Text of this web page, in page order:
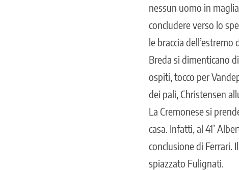
nessun uomo in
concludere verso lo
le braccia
Breda si dimenticano
ospiti, tocco per
dei pali, Christensen
La Cremonese si
casa. Infatti, al 41’
conclusione di Ferrari.
spiazzato Fulignati.